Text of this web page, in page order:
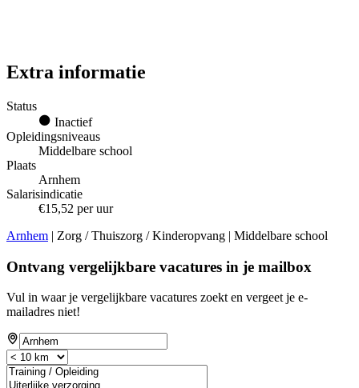
Extra informatie
Status
Inactief
Opleidingsniveaus
Middelbare school
Plaats
Arnhem
Salarisindicatie
€15,52 per uur
Arnhem | Zorg / Thuiszorg / Kinderopvang | Middelbare school
Ontvang vergelijkbare vacatures in je mailbox
Vul in waar je vergelijkbare vacatures zoekt en vergeet je e-
mailadres niet!